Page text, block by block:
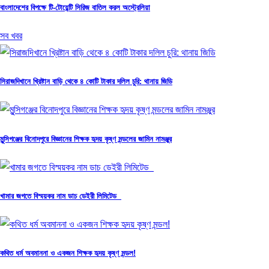
বাংলাদেশের বিপক্ষে টি-টোয়েন্টি সিরিজ বাতিল করল অস্ট্রেলিয়া
সব খবর
সিরাজদিখানে খ্রিষ্টান বাড়ি থেকে ৪ কোটি টাকার দলিল চুরি: থানায় জিডি
মুন্সিগঞ্জের বিনোদপুরে বিজ্ঞানের শিক্ষক হৃদয় কৃষ্ণ মন্ডলের জামিন নামঞ্জুর
খামার জগতে বিস্ময়কর নাম ডাচ ডেইরী লিমিটেড
কথিত ধর্ম অবমাননা ও একজন শিক্ষক হৃদয় কৃষ্ণ মন্ডল!